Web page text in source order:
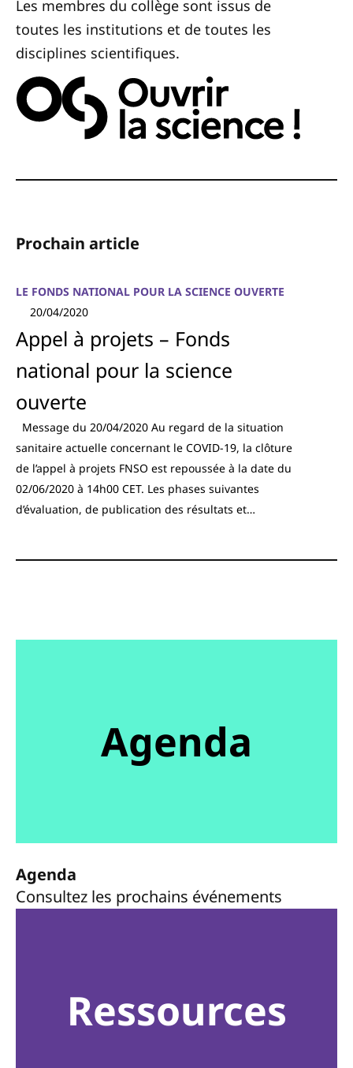
Les membres du collège sont issus de
toutes les institutions et de toutes les
disciplines scientifiques.
Prochain article
LE FONDS NATIONAL POUR LA SCIENCE OUVERTE
20/04/2020
Appel à projets – Fonds
national pour la science
ouverte
Message du 20/04/2020 Au regard de la situation
sanitaire actuelle concernant le COVID-19, la clôture
de l’appel à projets FNSO est repoussée à la date du
02/06/2020 à 14h00 CET. Les phases suivantes
d’évaluation, de publication des résultats et…
Agenda
Agenda
Consultez les prochains événements
Ressources